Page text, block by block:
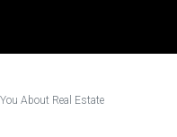
About Real Estate